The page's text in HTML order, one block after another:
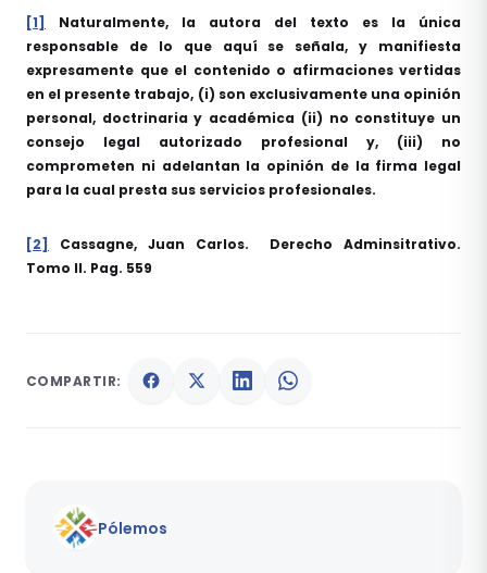
[1]
Naturalmente, la autora del texto es la única
responsable de lo que aquí se señala, y manifiesta
expresamente que el contenido o afirmaciones vertidas
en el presente trabajo, (i) son exclusivamente una opinión
personal, doctrinaria y académica (ii) no constituye un
consejo legal autorizado profesional y, (iii) no
comprometen ni adelantan la opinión de la firma legal
para la cual presta sus servicios profesionales.
[2]
Cassagne, Juan Carlos. Derecho Adminsitrativo.
Tomo II. Pag. 559
COMPARTIR:
Pólemos